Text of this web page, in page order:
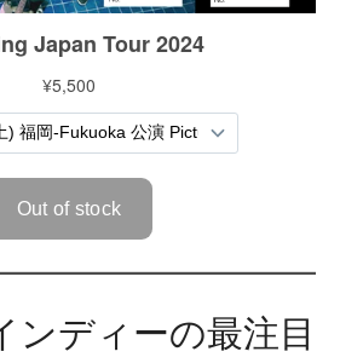
ンディーの最注目